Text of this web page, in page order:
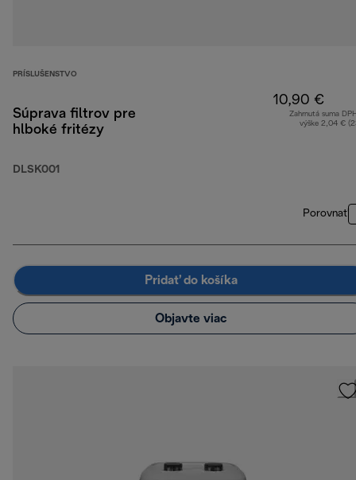
PRÍSLUŠENSTVO
Súprava filtrov pre
hlboké fritézy
DLSK001
10,90 €
Zahrnutá suma
výške 2,04 €
Porovnať
Pridať do košíka
Objavte viac